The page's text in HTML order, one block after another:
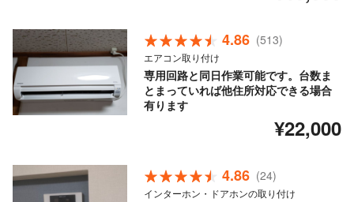
4.86 (513)
エアコン取り付け
専用回路と同日作業可能です。台数ま
とまっていれば他住所対応できる場合
有ります
¥22,000
4.86 (24)
インターホン・ドアホンの取り付け